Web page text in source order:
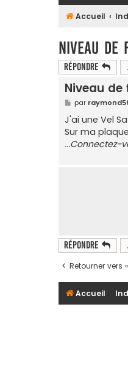
Accueil
Niveau
Répondre
Niveau de
M
e
s
s
a
g
e
par
J'ai une Vel
Sur ma
...Connectez-
Répondre
Retourner vers
Accueil